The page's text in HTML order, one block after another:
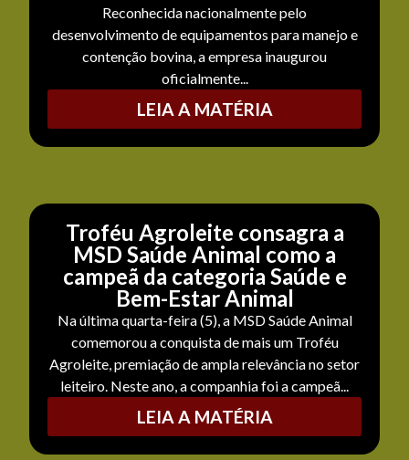
Reconhecida nacionalmente pelo
desenvolvimento de equipamentos para manejo e
contenção bovina, a empresa inaugurou
oficialmente...
LEIA A MATÉRIA
Troféu Agroleite consagra a
MSD Saúde Animal como a
campeã da categoria Saúde e
Bem-Estar Animal
Na última quarta-feira (5), a MSD Saúde Animal
comemorou a conquista de mais um Troféu
Agroleite, premiação de ampla relevância no setor
leiteiro. Neste ano, a companhia foi a campeã...
LEIA A MATÉRIA